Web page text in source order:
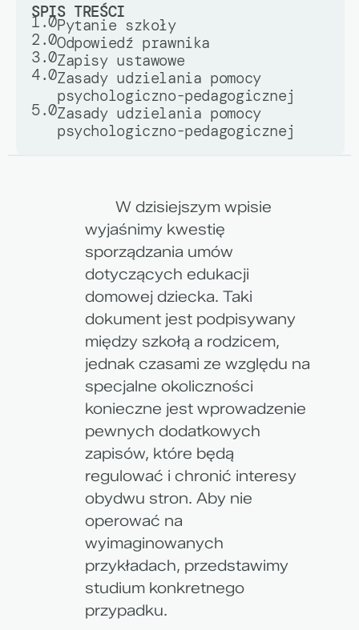
SPIS TREŚCI
1.0Pytanie szkoły
2.0Odpowiedź prawnika
3.0Zapisy ustawowe
4.0Zasady udzielania pomocy
psychologiczno-pedagogicznej
5.0Zasady udzielania pomocy
psychologiczno-pedagogicznej
W dzisiejszym wpisie
wyjaśnimy kwestię
sporządzania umów
dotyczących edukacji
domowej dziecka. Taki
dokument jest podpisywany
między szkołą a rodzicem,
jednak czasami ze względu na
specjalne okoliczności
konieczne jest wprowadzenie
pewnych dodatkowych
zapisów, które będą
regulować i chronić interesy
obydwu stron. Aby nie
operować na
wyimaginowanych
przykładach, przedstawimy
studium konkretnego
przypadku.